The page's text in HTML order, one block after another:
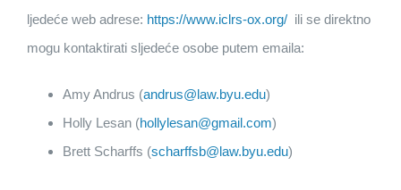
ljedeće web adrese: https://www.iclrs-ox.org/ ili se direktno
mogu kontaktirati sljedeće osobe putem emaila:
Amy Andrus (andrus@law.byu.edu)
Holly Lesan (hollylesan@gmail.com)
Brett Scharffs (scharffsb@law.byu.edu)